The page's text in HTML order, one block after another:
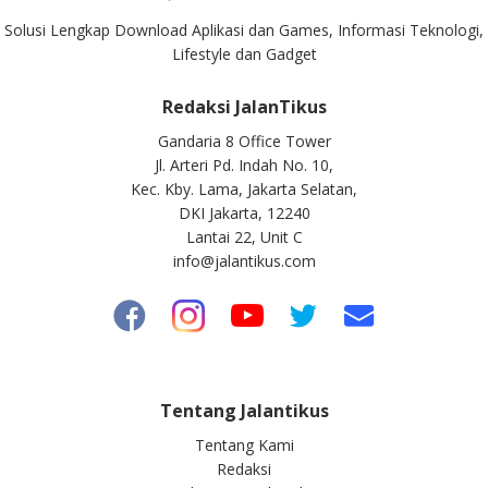
Solusi Lengkap Download Aplikasi dan Games, Informasi Teknologi,
Lifestyle dan Gadget
Redaksi JalanTikus
Gandaria 8 Office Tower
Jl. Arteri Pd. Indah No. 10,
Kec. Kby. Lama, Jakarta Selatan,
DKI Jakarta, 12240
Lantai 22, Unit C
info@jalantikus.com
Tentang Jalantikus
Tentang Kami
Redaksi